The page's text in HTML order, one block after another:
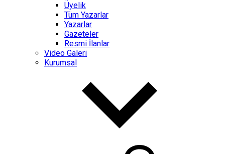
Üyelik
Tüm Yazarlar
Yazarlar
Gazeteler
Resmi İlanlar
Video Galeri
Kurumsal